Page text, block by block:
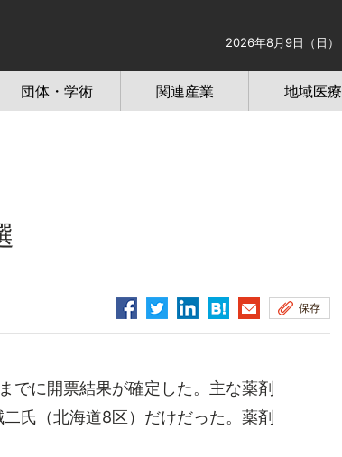
2026年8月9日（日）
団体・学術 関連産業 地域医療
保存
に開票結果が確定した。主な薬剤
氏（北海道8区）だけだった。薬剤